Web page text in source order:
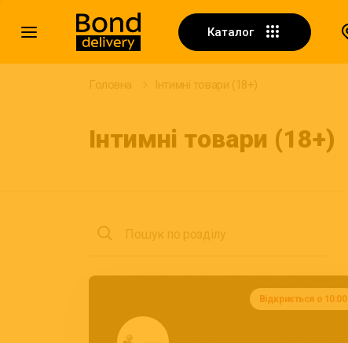
Каталог
Головна Інтимні товари (18+)
Інтимні товари (18+)
Пошук по розділу
Відкриється о 10:00